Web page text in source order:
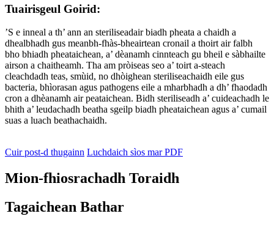
Tuairisgeul Goirid:
’S e inneal a th’ ann an steriliseadair biadh pheata a chaidh a
dhealbhadh gus meanbh-fhàs-bheairtean cronail a thoirt air falbh
bho bhiadh pheataichean, a’ dèanamh cinnteach gu bheil e sàbhailte
airson a chaitheamh. Tha am pròiseas seo a’ toirt a-steach
cleachdadh teas, smùid, no dhòighean steriliseachaidh eile gus
bacteria, bhìorasan agus pathogens eile a mharbhadh a dh’ fhaodadh
cron a dhèanamh air peataichean. Bidh steriliseadh a’ cuideachadh le
bhith a’ leudachadh beatha sgeilp biadh pheataichean agus a’ cumail
suas a luach beathachaidh.
Cuir post-d thugainn Luchdaich sìos mar PDF
Mion-fhiosrachadh Toraidh
Tagaichean Bathar